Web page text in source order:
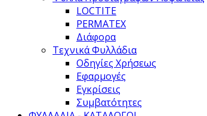
LOCTITE
PERMATEX
Διάφορα
Τεχνικά Φυλλάδια
Οδηγίες Χρήσεως
Εφαρμογές
Εγκρίσεις
Συμβατότητες